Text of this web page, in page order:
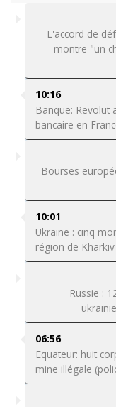
L'accord de
montre "un
10:16
Banque: Revolut
bancaire en
Bourses
10:01
Ukraine : cinq
région de
Russie :
06:56
Equateur: huit
mine illégale